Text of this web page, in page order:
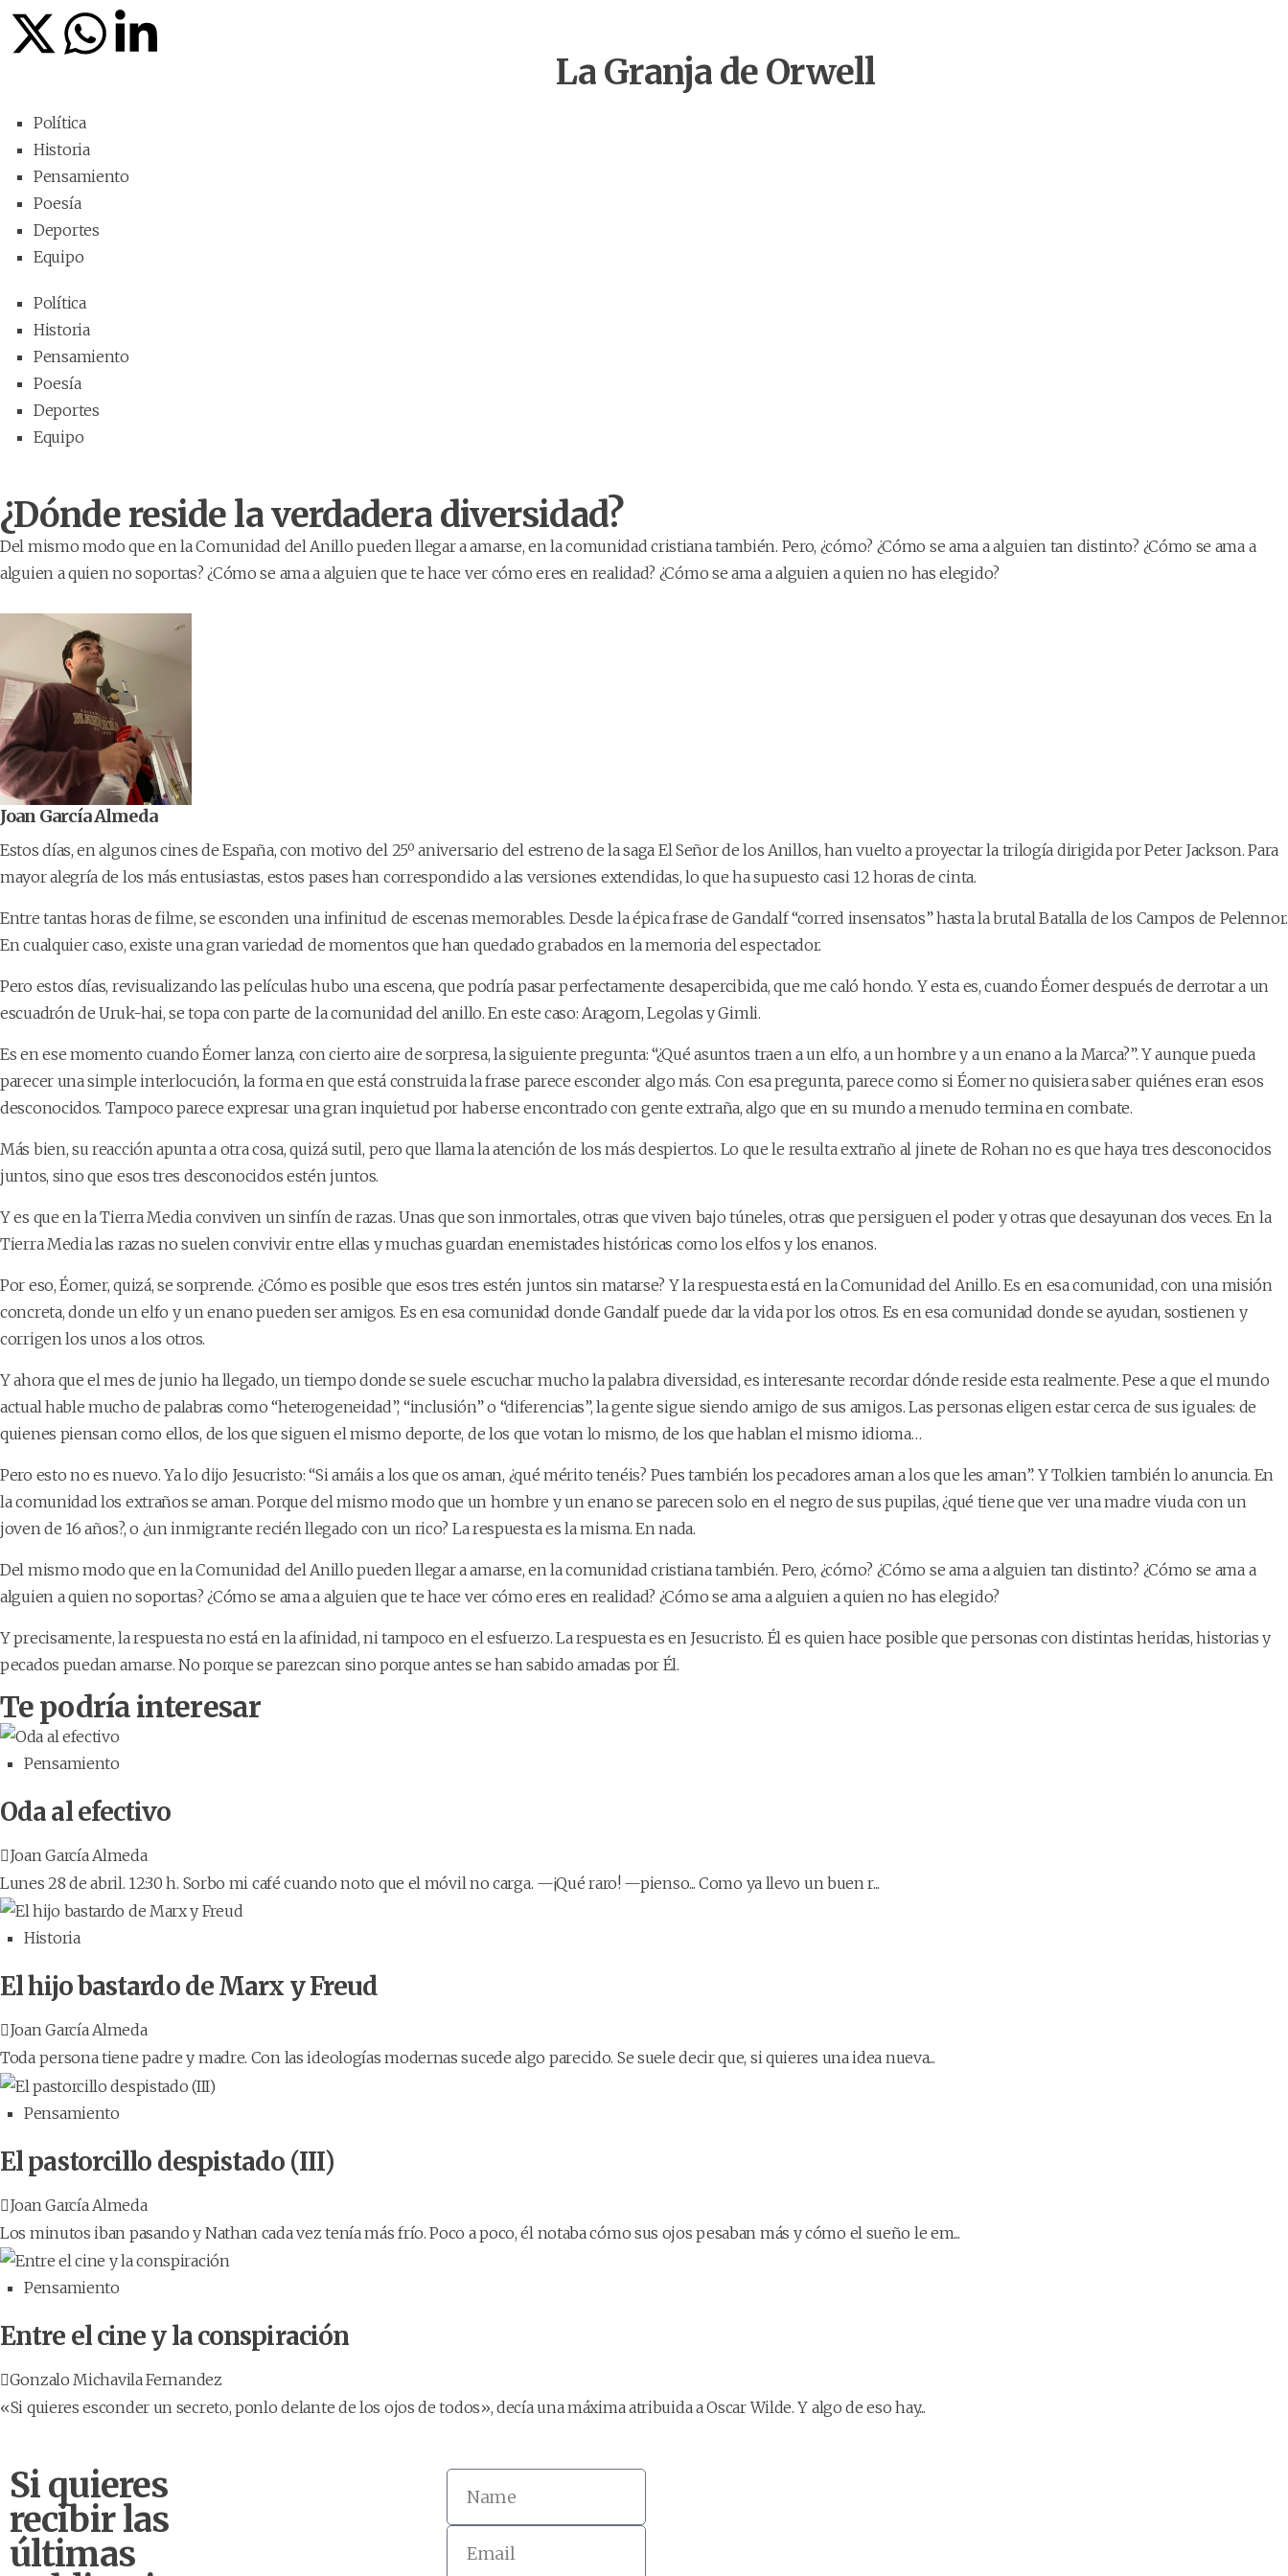
La Granja de Orwell
Política
Historia
Pensamiento
Poesía
Deportes
Equipo
Política
Historia
Pensamiento
Poesía
Deportes
Equipo
¿Dónde reside la verdadera diversidad?
Del mismo modo que en la Comunidad del Anillo pueden llegar a amarse, en la comunidad cristiana también. Pero, ¿cómo? ¿Cómo se ama a alguien tan distinto? ¿Cómo se ama a
alguien a quien no soportas? ¿Cómo se ama a alguien que te hace ver cómo eres en realidad? ¿Cómo se ama a alguien a quien no has elegido?
Joan García Almeda
Estos días, en algunos cines de España, con motivo del 25º aniversario del estreno de la saga El Señor de los Anillos, han vuelto a proyectar la trilogía dirigida por Peter Jackson. Para
mayor alegría de los más entusiastas, estos pases han correspondido a las versiones extendidas, lo que ha supuesto casi 12 horas de cinta.
Entre tantas horas de filme, se esconden una infinitud de escenas memorables. Desde la épica frase de Gandalf “corred insensatos” hasta la brutal Batalla de los Campos de Pelennor.
En cualquier caso, existe una gran variedad de momentos que han quedado grabados en la memoria del espectador.
Pero estos días, revisualizando las películas hubo una escena, que podría pasar perfectamente desapercibida, que me caló hondo. Y esta es, cuando Éomer después de derrotar a un
escuadrón de Uruk-hai, se topa con parte de la comunidad del anillo. En este caso: Aragorn, Legolas y Gimli.
Es en ese momento cuando Éomer lanza, con cierto aire de sorpresa, la siguiente pregunta: “¿Qué asuntos traen a un elfo, a un hombre y a un enano a la Marca?”. Y aunque pueda
parecer una simple interlocución, la forma en que está construida la frase parece esconder algo más. Con esa pregunta, parece como si Éomer no quisiera saber quiénes eran esos
desconocidos. Tampoco parece expresar una gran inquietud por haberse encontrado con gente extraña, algo que en su mundo a menudo termina en combate.
Más bien, su reacción apunta a otra cosa, quizá sutil, pero que llama la atención de los más despiertos. Lo que le resulta extraño al jinete de Rohan no es que haya tres desconocidos
juntos, sino que esos tres desconocidos estén juntos.
Y es que en la Tierra Media conviven un sinfín de razas. Unas que son inmortales, otras que viven bajo túneles, otras que persiguen el poder y otras que desayunan dos veces. En la
Tierra Media las razas no suelen convivir entre ellas y muchas guardan enemistades históricas como los elfos y los enanos.
Por eso, Éomer, quizá, se sorprende. ¿Cómo es posible que esos tres estén juntos sin matarse? Y la respuesta está en la Comunidad del Anillo. Es en esa comunidad, con una misión
concreta, donde un elfo y un enano pueden ser amigos. Es en esa comunidad donde Gandalf puede dar la vida por los otros. Es en esa comunidad donde se ayudan, sostienen y
corrigen los unos a los otros.
Y ahora que el mes de junio ha llegado, un tiempo donde se suele escuchar mucho la palabra diversidad, es interesante recordar dónde reside esta realmente. Pese a que el mundo
actual hable mucho de palabras como “heterogeneidad”, “inclusión” o “diferencias”, la gente sigue siendo amigo de sus amigos. Las personas eligen estar cerca de sus iguales: de
quienes piensan como ellos, de los que siguen el mismo deporte, de los que votan lo mismo, de los que hablan el mismo idioma…
Pero esto no es nuevo. Ya lo dijo Jesucristo: “Si amáis a los que os aman, ¿qué mérito tenéis? Pues también los pecadores aman a los que les aman”. Y Tolkien también lo anuncia. En
la comunidad los extraños se aman. Porque del mismo modo que un hombre y un enano se parecen solo en el negro de sus pupilas, ¿qué tiene que ver una madre viuda con un
joven de 16 años?, o ¿un inmigrante recién llegado con un rico? La respuesta es la misma. En nada.
Del mismo modo que en la Comunidad del Anillo pueden llegar a amarse, en la comunidad cristiana también. Pero, ¿cómo? ¿Cómo se ama a alguien tan distinto? ¿Cómo se ama a
alguien a quien no soportas? ¿Cómo se ama a alguien que te hace ver cómo eres en realidad? ¿Cómo se ama a alguien a quien no has elegido?
Y precisamente, la respuesta no está en la afinidad, ni tampoco en el esfuerzo. La respuesta es en Jesucristo. Él es quien hace posible que personas con distintas heridas, historias y
pecados puedan amarse. No porque se parezcan sino porque antes se han sabido amadas por Él.
Te podría interesar
Pensamiento
Oda al efectivo
Joan García Almeda
Lunes 28 de abril. 12:30 h. Sorbo mi café cuando noto que el móvil no carga. —¡Qué raro! —pienso... Como ya llevo un buen r...
Historia
El hijo bastardo de Marx y Freud
Joan García Almeda
Toda persona tiene padre y madre. Con las ideologías modernas sucede algo parecido. Se suele decir que, si quieres una idea nueva...
Pensamiento
El pastorcillo despistado (III)
Joan García Almeda
Los minutos iban pasando y Nathan cada vez tenía más frío. Poco a poco, él notaba cómo sus ojos pesaban más y cómo el sueño le em...
Pensamiento
Entre el cine y la conspiración
Gonzalo Michavila Fernandez
«Si quieres esconder un secreto, ponlo delante de los ojos de todos», decía una máxima atribuida a Oscar Wilde. Y algo de eso hay...
Si quieres
recibir las
últimas